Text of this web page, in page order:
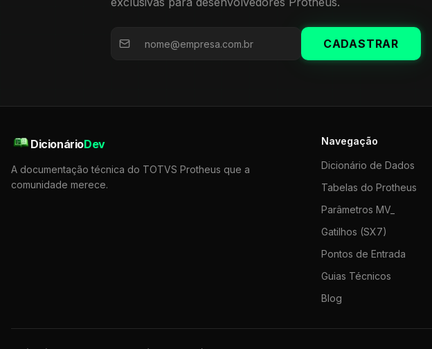
CADASTRAR
DicionárioDev
A documentação técnica do TOTVS Protheus que a
comunidade merece.
Navegação
Dicionário de Dados
Tabelas do Protheus
Parâmetros MV_
Gatilhos (SX7)
Pontos de Entrada
Guias Técnicos
Blog